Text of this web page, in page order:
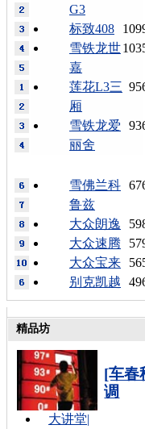
G3
标致408
雪铁龙世
嘉
莲花L3三
厢
雪铁龙爱
丽舍
雪佛兰科
鲁兹
大众朗逸
大众速腾
大众宝来
别克凯越
精品坊
[车春
调
大讲堂|